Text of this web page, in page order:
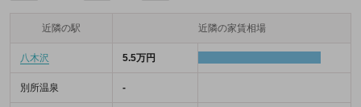
近隣の駅 近隣の家賃相場
八木沢 5.5万円
別所温泉 -